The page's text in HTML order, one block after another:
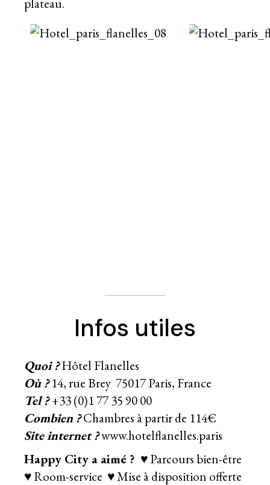
plateau.
Infos utiles
Quoi ?Hôtel Flanelles
Où ?14, rue Brey 75017 Paris, France
Tel ?+33 (0)1 77 35 90 00
Combien ?Chambres à partir de 114€
Site internet ?www.hotelflanelles.paris
Happy City a aimé ? ♥ Parcours bien-être
♥ Room-service ♥ Mise à disposition offerte